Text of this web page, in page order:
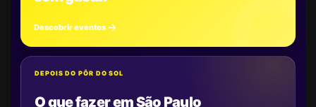
Descobrir eventos
DEPOIS DO PÔR DO SOL
O que fazer em São Paulo